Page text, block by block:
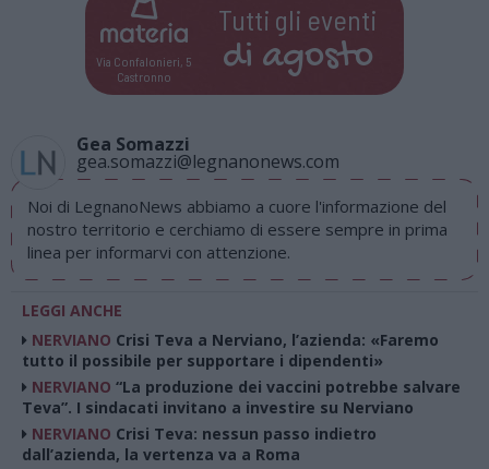
Via Confalonieri, 5
Castronno
Tutti gli eventi
di agosto
Gea Somazzi
gea.somazzi@legnanonews.com
Noi di LegnanoNews abbiamo a cuore l'informazione del
nostro territorio e cerchiamo di essere sempre in prima
linea per informarvi con attenzione.
LEGGI ANCHE
NERVIANO Crisi Teva a Nerviano, l’azienda: «Faremo
tutto il possibile per supportare i dipendenti»
NERVIANO “La produzione dei vaccini potrebbe salvare
Teva”. I sindacati invitano a investire su Nerviano
NERVIANO Crisi Teva: nessun passo indietro
dall’azienda, la vertenza va a Roma